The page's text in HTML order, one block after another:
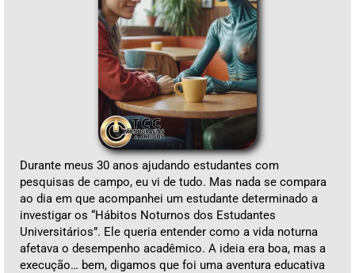
Durante meus 30 anos ajudando estudantes com
pesquisas de campo, eu vi de tudo. Mas nada se compara
ao dia em que acompanhei um estudante determinado a
investigar os “Hábitos Noturnos dos Estudantes
Universitários”. Ele queria entender como a vida noturna
afetava o desempenho acadêmico. A ideia era boa, mas a
execução… bem, digamos que foi uma aventura educativa